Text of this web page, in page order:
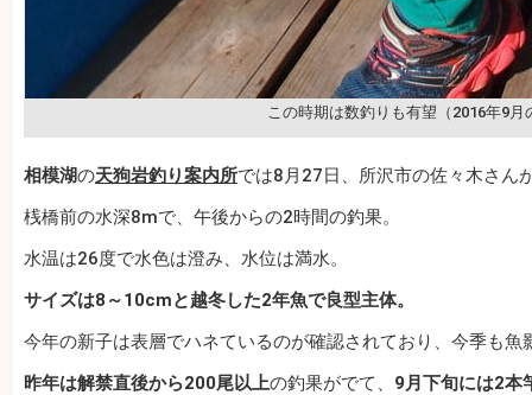
この時期は数釣りも有望（2016年9月
相模湖の天狗岩釣り案内所では8月27日、所沢市の佐々木さん
桟橋前の水深8mで、午後からの2時間の釣果。
水温は26度で水色は澄み、水位は満水。
サイズは8～10cmと越冬した2年魚で良型主体。
今年の新子は表層でハネているのが確認されており、今季も魚
昨年は解禁直後から200尾以上の釣果がでて、 9月下旬には2本